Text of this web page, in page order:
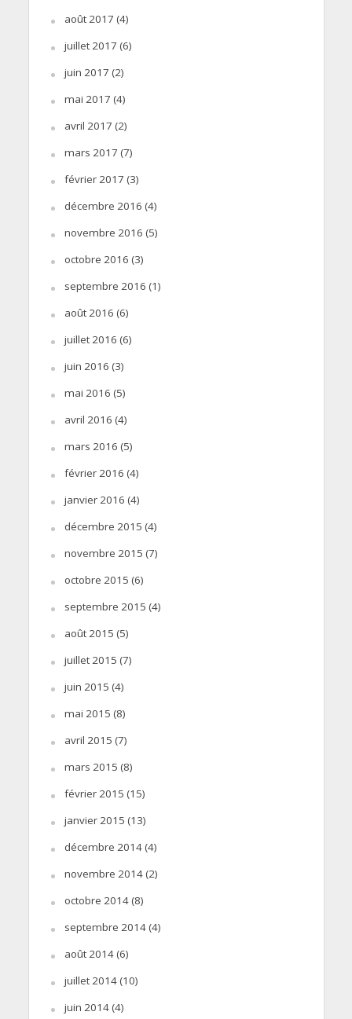
août 2017 (4)
juillet 2017 (6)
juin 2017 (2)
mai 2017 (4)
avril 2017 (2)
mars 2017 (7)
février 2017 (3)
décembre 2016 (4)
novembre 2016 (5)
octobre 2016 (3)
septembre 2016 (1)
août 2016 (6)
juillet 2016 (6)
juin 2016 (3)
mai 2016 (5)
avril 2016 (4)
mars 2016 (5)
février 2016 (4)
janvier 2016 (4)
décembre 2015 (4)
novembre 2015 (7)
octobre 2015 (6)
septembre 2015 (4)
août 2015 (5)
juillet 2015 (7)
juin 2015 (4)
mai 2015 (8)
avril 2015 (7)
mars 2015 (8)
février 2015 (15)
janvier 2015 (13)
décembre 2014(4)
novembre 2014(2)
octobre 2014(8)
septembre 2014(4)
août 2014(6)
juillet 2014(10)
juin 2014(4)